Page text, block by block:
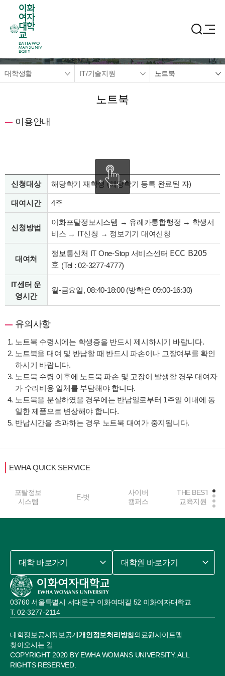
이화
여자
대학
교
EWHA WO
MANS UNIV
ERSITY
대학생활 IT/기술지원 노트북
노트북
이용안내
신청대상 해당학기 재학생 (해당학기 등록 완료된 자)
대여시간 4주
신청방법
이화포탈정보시스템 → 유레카통합행정 → 학생서
비스 → IT신청 → 정보기기 대여신청
대여처
정보통신처 IT One-Stop 서비스센터 ECC B205
호 (Tel :02-3277-4777)
IT센터 운
영시간
월-금요일, 08:40-18:00 (방학은 09:00-16:30)
유의사항
노트북 수령시에는 학생증을 반드시 제시하시기 바랍니다.
노트북을 대여 및 반납할 때 반드시 파손이나 고장여부를 확인
하시기 바랍니다.
노트북 수령 이후에 노트북 파손 및 고장이 발생할 경우 대여자
가 수리비용 일체를 부담해야 합니다.
노트북을 분실하였을 경우에는 반납일로부터 1주일 이내에 동
일한 제품으로 변상해야 합니다.
반납시간을 초과하는 경우 노트북 대여가 중지됩니다.
EWHA QUICK SERVICE
포탈정보
시스템
E-벗
사이버
캠퍼스
THE BEST
교육지원
대학정보공시정보공개개인정보처리방침의료원사이트맵
찾아오시는 길
03760 서울특별시 서대문구 이화여대길 52 이화여자대학교
02-3277-2114
대학 바로가기 대학원 바로가기
COPYRIGHT 2020 BY EWHA WOMANS UNIVERSITY. ALL
RIGHTS RESERVED.